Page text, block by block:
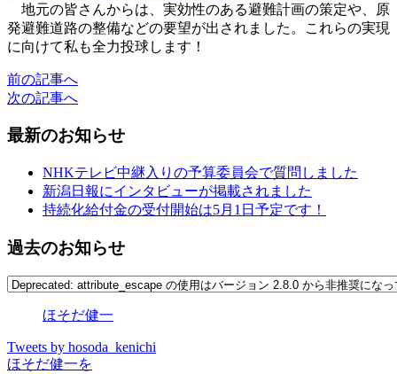
地元の皆さんからは、実効性のある避難計画の策定や、原
発避難道路の整備などの要望が出されました。これらの実現
に向けて私も全力投球します！
前の記事へ
次の記事へ
最新のお知らせ
NHKテレビ中継入りの予算委員会で質問しました
新潟日報にインタビューが掲載されました
持続化給付金の受付開始は5月1日予定です！
過去のお知らせ
ほそだ健一
Tweets by hosoda_kenichi
ほそだ健一を